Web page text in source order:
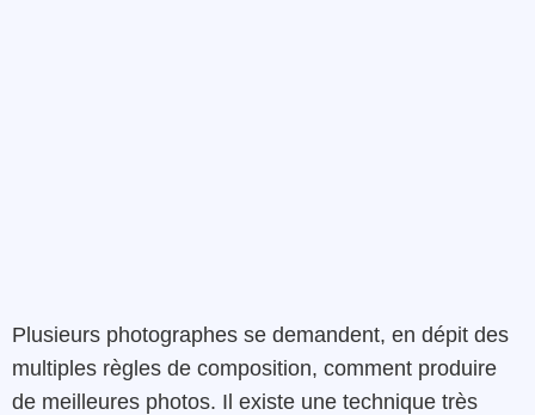
Plusieurs photographes se demandent, en dépit des
multiples règles de composition, comment produire
de meilleures photos. Il existe une technique très